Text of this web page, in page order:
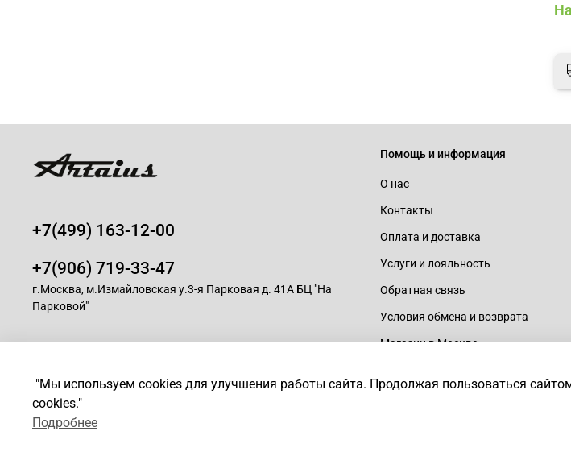
Помощь и информация
О нас
Контакты
Оплата и доставка
Услуги и лояльность
Обратная связь
Условия обмена и возврата
Магазин в Москве
+7(499) 163-12-00
+7(906) 719-33-47
г.Москва, м.Измайловская у.3-я Парковая д. 41А БЦ "На
Парковой"
*Любое использование контента без письменного разрешения запрещено
"Мы используем cookies для улучшения работы сайта. Продолжая пользоваться
cookies."
Подробнее